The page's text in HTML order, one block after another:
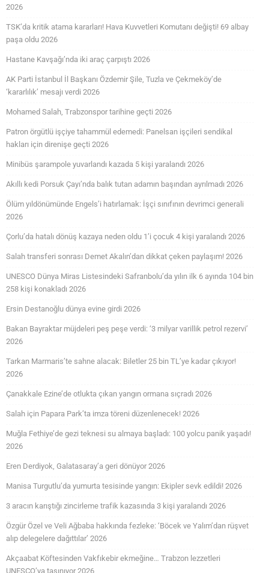
2026
TSK’da kritik atama kararları! Hava Kuvvetleri Komutanı değişti! 69 albay
paşa oldu 2026
Hastane Kavşağı’nda iki araç çarpıştı 2026
AK Parti İstanbul İl Başkanı Özdemir Şile, Tuzla ve Çekmeköy’de
‘kararlılık’ mesajı verdi 2026
Mohamed Salah, Trabzonspor tarihine geçti 2026
Patron örgütlü işçiye tahammül edemedi: Panelsan işçileri sendikal
hakları için direnişe geçti 2026
Minibüs şarampole yuvarlandı kazada 5 kişi yaralandı 2026
Akıllı kedi Porsuk Çayı’nda balık tutan adamın başından ayrılmadı 2026
Ölüm yıldönümünde Engels’i hatırlamak: İşçi sınıfının devrimci generali
2026
Çorlu’da hatalı dönüş kazaya neden oldu 1’i çocuk 4 kişi yaralandı 2026
Salah transferi sonrası Demet Akalın’dan dikkat çeken paylaşım! 2026
UNESCO Dünya Miras Listesindeki Safranbolu’da yılın ilk 6 ayında 104 bin
258 kişi konakladı 2026
Ersin Destanoğlu dünya evine girdi 2026
Bakan Bayraktar müjdeleri peş peşe verdi: ‘3 milyar varillik petrol rezervi’
2026
Tarkan Marmaris’te sahne alacak: Biletler 25 bin TL’ye kadar çıkıyor!
2026
Çanakkale Ezine’de otlukta çıkan yangın ormana sıçradı 2026
Salah için Papara Park’ta imza töreni düzenlenecek! 2026
Muğla Fethiye’de gezi teknesi su almaya başladı: 100 yolcu panik yaşadı!
2026
Eren Derdiyok, Galatasaray’a geri dönüyor 2026
Manisa Turgutlu’da yumurta tesisinde yangın: Ekipler sevk edildi! 2026
3 aracın karıştığı zincirleme trafik kazasında 3 kişi yaralandı 2026
Özgür Özel ve Veli Ağbaba hakkında fezleke: ‘Böcek ve Yalım’dan rüşvet
alıp delegelere dağıttılar’ 2026
Akçaabat Köftesinden Vakfıkebir ekmeğine… Trabzon lezzetleri
UNESCO’ya taşınıyor 2026